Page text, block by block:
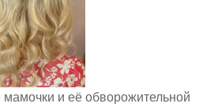
и её обворожительной